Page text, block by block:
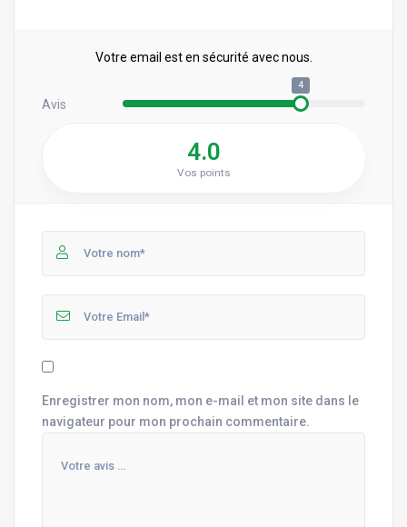
Votre email est en sécurité avec nous.
Avis
4
4.0
Vos points
Enregistrer mon nom, mon e-mail et mon site dans le
navigateur pour mon prochain commentaire.